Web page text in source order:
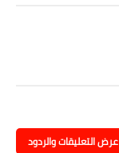
عرض التعليقات والردود